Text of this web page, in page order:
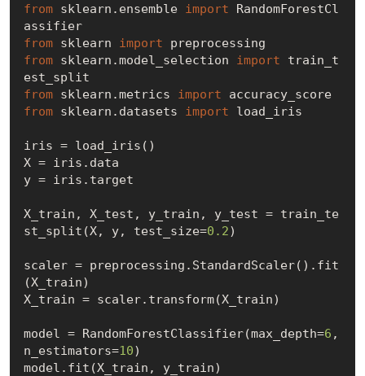
from sklearn.ensemble import RandomForestCl
assifier
from sklearn import
from sklearn.model_selection import train_t
from sklearn.metrics import
accuracy_score
from sklearn.datasets import load_iris
iris = load_iris()
X = iris.data
y = iris.target
X_train, X_test, y_train, y_test = train_te
st_split(X, y, test_size=0.2)
scaler = preprocessing.StandardScaler().fit
(X_train)
X_train = scaler.transform(X_train)
model = RandomForestClassifier(max_depth=6 ,
n_estimators=10)
model.fit(X_train, y_train)